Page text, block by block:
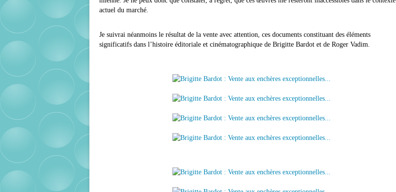
actuel du marché.
Je suivrai néanmoins le résultat de la vente avec attention, ces documents constituant des éléments
significatifs dans l’histoire éditoriale et cinématographique de Brigitte Bardot et de Roger Vadim.